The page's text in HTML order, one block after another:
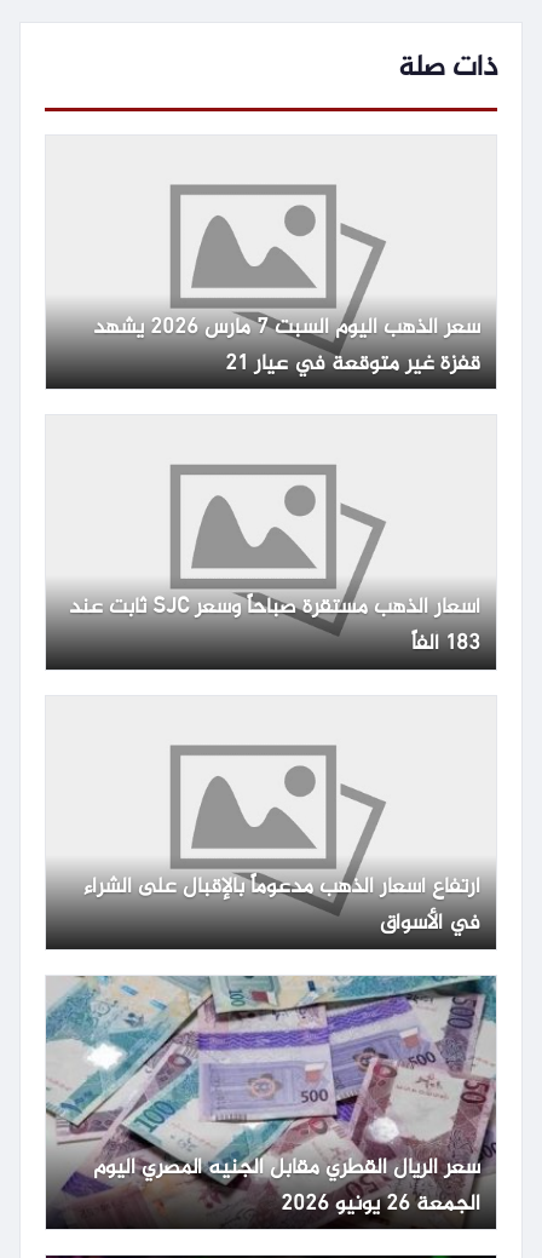
ذات صلة
سعر الذهب اليوم السبت 7 مارس 2026 يشهد
قفزة غير متوقعة في عيار 21
أسعار الذهب مستقرة صباحاً وسعر SJC ثابت عند
183 ألفاً
ارتفاع أسعار الذهب مدعوماً بالإقبال على الشراء
في الأسواق
سعر الريال القطري مقابل الجنيه المصري اليوم
الجمعة 26 يونيو 2026